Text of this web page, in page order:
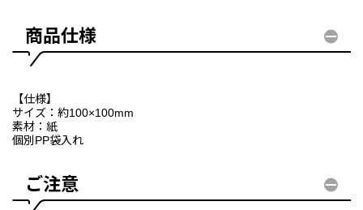
商品仕様
【仕様】
サイズ：約100×100mm
素材：紙
個別PP袋入れ
ご注意